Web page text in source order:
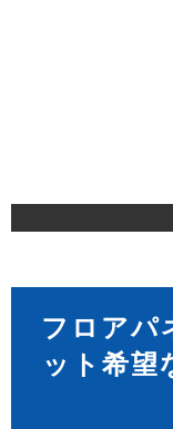
フロアパ
ット希望